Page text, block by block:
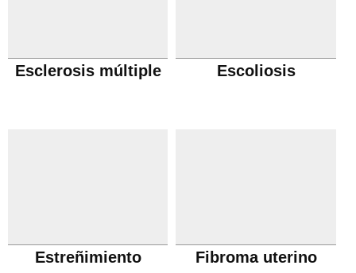
Esclerosis múltiple Escoliosis
Estreñimiento Fibroma uterino